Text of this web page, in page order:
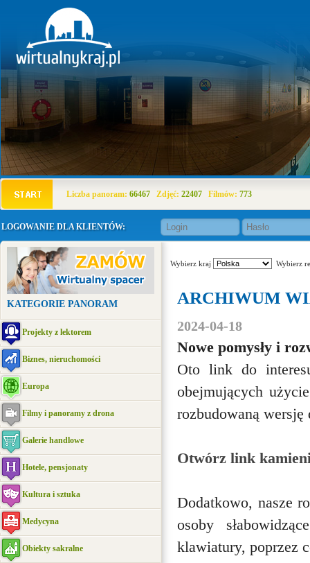
Liczba panoram: 66467 Zdjęć: 22407 Filmów: 773
LOGOWANIE DLA KLIENTÓW:
KATEGORIE PANORAM
Projekty z lektorem
Biznes, nieruchomości
Europa
Filmy i panoramy z drona
Galerie handlowe
Hotele, pensjonaty
Kultura i sztuka
Medycyna
Obiekty sakralne
Wybierz kraj Wybierz
ARCHIWUM
2024-04-18
Nowe pomysły i
Oto link do
obejmujących
rozbudowaną
Otwórz link
Dodatkowo, nasze
osoby
klawiatury, poprzez